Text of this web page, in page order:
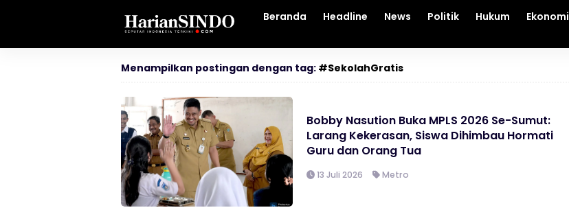
Beranda Headline News Politik Hukum Ekonomi
Menampilkan postingan dengan tag: #SekolahGratis
Bobby Nasution Buka MPLS 2026 Se-Sumut:
Larang Kekerasan, Siswa Dihimbau Hormati
Guru dan Orang Tua
13 Juli 2026 Metro